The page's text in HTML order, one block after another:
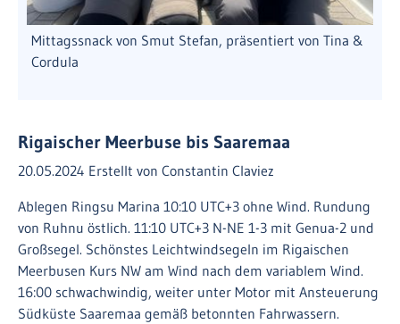
Mittagssnack von Smut Stefan, präsentiert von Tina &
Cordula
Rigaischer Meerbuse bis Saaremaa
20.05.2024 Erstellt von Constantin Claviez
Ablegen Ringsu Marina 10:10 UTC+3 ohne Wind. Rundung
von Ruhnu östlich. 11:10 UTC+3 N-NE 1-3 mit Genua-2 und
Großsegel. Schönstes Leichtwindsegeln im Rigaischen
Meerbusen Kurs NW am Wind nach dem variablem Wind.
16:00 schwachwindig, weiter unter Motor mit Ansteuerung
Südküste Saaremaa gemäß betonnten Fahrwassern.